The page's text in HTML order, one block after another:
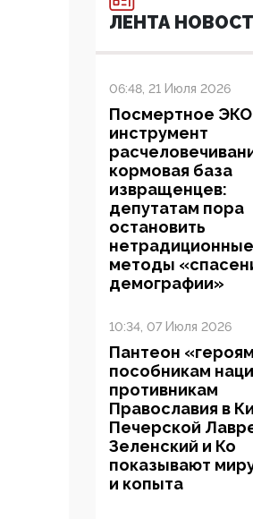
ЛЕНТА
06:48, 21 Июля 2026
Посмертное ЭКО
инструмент
кормовая база
извращенцев:
депутатам пора
остановить
нетрадиционные
методы
демографии»
10:34, 07 Июля 2026
Пантеон
пособникам
противникам
Православия в
Печерской
Зеленский и Ко
показывают
и копыта